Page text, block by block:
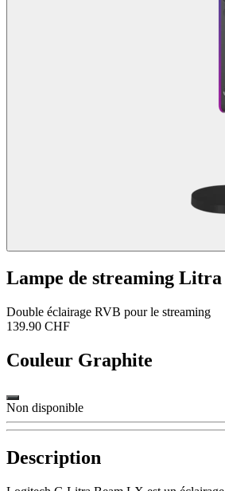
Lampe de streaming
Double éclairage RVB pour le streaming
139.90 CHF
Couleur Graphite
Non disponible
Description